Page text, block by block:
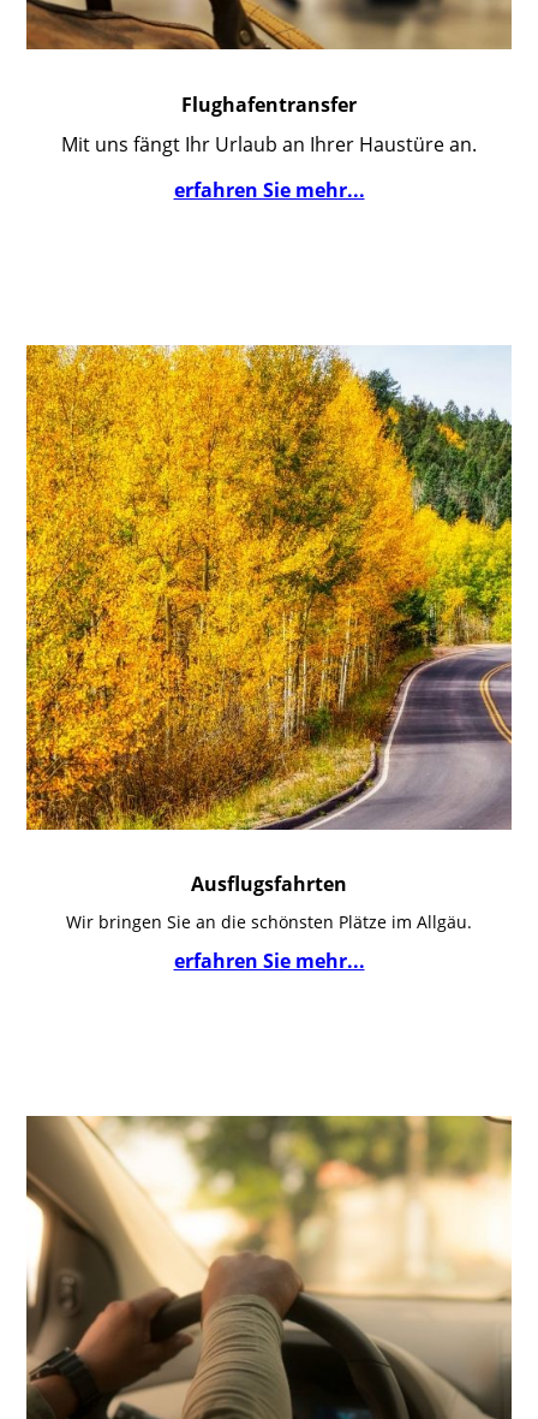
Flughafentransfer
Mit uns fängt Ihr Urlaub an Ihrer Haustüre an.
erfahren Sie mehr...
Ausflugsfahrten
Wir bringen Sie an die schönsten Plätze im Allgäu.
erfahren Sie mehr...